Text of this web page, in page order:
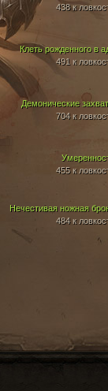
Клеть рожденного в
491 к
Демонические
704 к
438 к
Нечестивая ножная
484 к
455 к